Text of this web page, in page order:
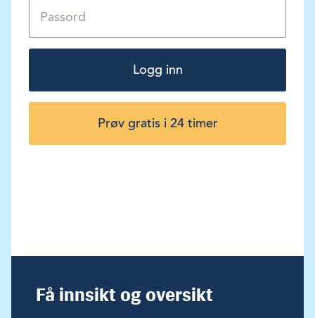
Logg inn
Prøv gratis i 24 timer
Få innsikt og oversikt